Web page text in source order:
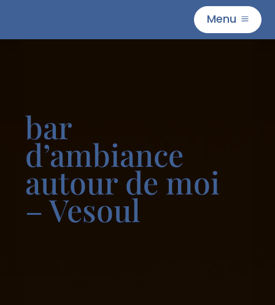
MenuM
bar
d’ambiance
autour de moi
– Vesoul